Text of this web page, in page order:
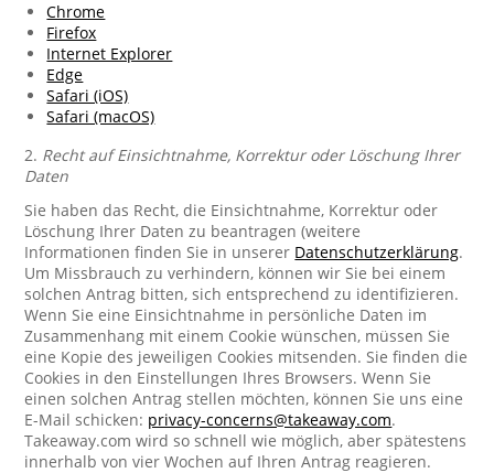
Chrome
Firefox
Internet Explorer
Edge
Safari (iOS)
Safari (macOS)
2. Recht auf Einsichtnahme, Korrektur oder Löschung Ihrer
Daten
Sie haben das Recht, die Einsichtnahme, Korrektur oder
Löschung Ihrer Daten zu beantragen (weitere
Informationen finden Sie in unserer Datenschutzerklärung.
Um Missbrauch zu verhindern, können wir Sie bei einem
solchen Antrag bitten, sich entsprechend zu identifizieren.
Wenn Sie eine Einsichtnahme in persönliche Daten im
Zusammenhang mit einem Cookie wünschen, müssen Sie
eine Kopie des jeweiligen Cookies mitsenden. Sie finden die
Cookies in den Einstellungen Ihres Browsers. Wenn Sie
einen solchen Antrag stellen möchten, können Sie uns eine
E-Mail schicken: privacy-concerns@takeaway.com.
Takeaway.com wird so schnell wie möglich, aber spätestens
innerhalb von vier Wochen auf Ihren Antrag reagieren.